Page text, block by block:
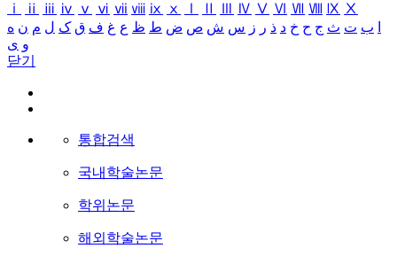
ⅰ
ⅱ ⅲ ⅳ ⅴ ⅵ ⅶ ⅷ ⅸ ⅹ Ⅳ Ⅴ Ⅵ Ⅶ Ⅷ Ⅸ Ⅹ
ب ت ث ج ح خ د ذ ر ز س ش ص ض ط ظ ع غ ف ق ک ل م ن ه
و ی
닫기
통합검색
국내학술논문
학위논문
해외학술논문